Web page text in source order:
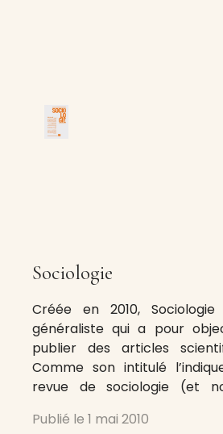
Sociologie
Créée en 2010,
généraliste qui a pour
publier des articles
Comme son intitulé
revue de sociologie (et
les autres disciplines qui
Publié le 1 mai 2010